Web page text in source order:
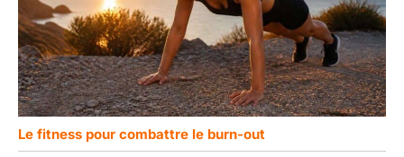
Le fitness pour combattre le burn-out